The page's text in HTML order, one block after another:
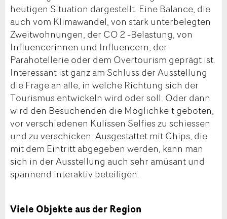
heutigen Situation dargestellt. Eine Balance, die
auch vom Klimawandel, von stark unterbelegten
Zweitwohnungen, der CO 2 -Belastung, von
Influencerinnen und Influencern, der
Parahotellerie oder dem Overtourism geprägt ist.
Interessant ist ganz am Schluss der Ausstellung
die Frage an alle, in welche Richtung sich der
Tourismus entwickeln wird oder soll. Oder dann
wird den Besuchenden die Möglichkeit geboten,
vor verschiedenen Kulissen Selfies zu schiessen
und zu verschicken. Ausgestattet mit Chips, die
mit dem Eintritt abgegeben werden, kann man
sich in der Ausstellung auch sehr amüsant und
spannend interaktiv beteiligen.
Viele Objekte aus der Region